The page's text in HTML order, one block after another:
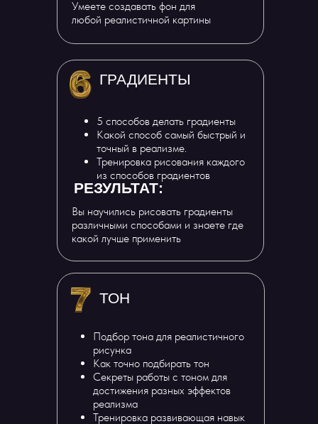
Подбор тона для реалистичного
рисунка
Как точно подбирать тон
Секреты работы с тоном для
достижения разных эффектов
реализма
Тренировка развивающая навык
ТОН
5 способов делать градиенты
Какой способ самый быстрый и
точный в реализме.
Тренировка рисования каждого
из способов градиентов
ГРАДИЕНТЫ
РЕЗУЛЬТАТ:
Вы научились рисовать градиенты
различными способами и знаете где
какой лучше применить
Умеете создавать фон для
любой реалистичной картины